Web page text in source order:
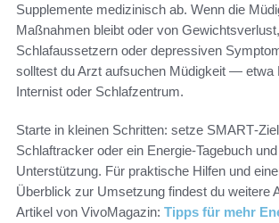
Supplemente medizinisch ab. Wenn die
Maßnahmen bleibt oder von Gewichtsverlust,
Schlafaussetzern oder depressiven
solltest du Arzt aufsuchen Müdigkeit — etwa
Internist oder Schlafzentrum.
Starte in kleinen Schritten: setze
Schlaftracker oder ein Energie-Tagebuch
Unterstützung. Für praktische Hilfen und
Überblick zur Umsetzung findest du weitere
Artikel von VivoMagazin: Tipps für mehr